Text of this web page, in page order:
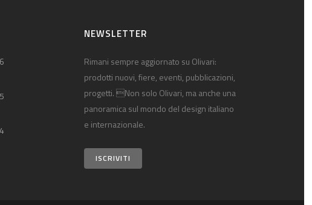
NEWSLETTER
Rimani sempre aggiornato su Olivari:
prodotti nuovi, fiere, eventi, pubblicazioni,
progetti. Non solo Olivari, ma anche una
panoramica sul mondo del design italiano
e internazionale.
ISCRIVITI